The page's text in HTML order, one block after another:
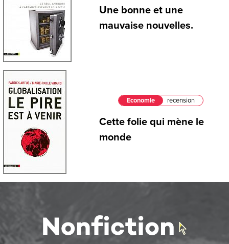
Une bonne et une
mauvaise nouvelles.
Economie recension
Cette folie qui mène le
monde